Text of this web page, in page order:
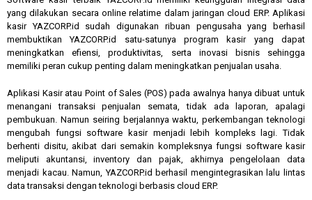
yang dilakukan secara online relatime dalam jaringan cloud ERP. Aplikasi
kasir YAZCORP.id sudah digunakan ribuan pengusaha yang berhasil
membuktikan YAZCORP.id satu-satunya program kasir yang dapat
meningkatkan efiensi, produktivitas, serta inovasi bisnis sehingga
memiliki peran cukup penting dalam meningkatkan penjualan usaha.
Aplikasi Kasir atau Point of Sales (POS) pada awalnya hanya dibuat untuk
menangani transaksi penjualan semata, tidak ada laporan, apalagi
pembukuan. Namun seiring berjalannya waktu, perkembangan teknologi
mengubah fungsi software kasir menjadi lebih kompleks lagi. Tidak
berhenti disitu, akibat dari semakin kompleksnya fungsi software kasir
meliputi akuntansi, inventory dan pajak, akhirnya pengelolaan data
menjadi kacau. Namun, YAZCORP.id berhasil mengintegrasikan lalu lintas
data transaksi dengan teknologi berbasis cloud ERP.